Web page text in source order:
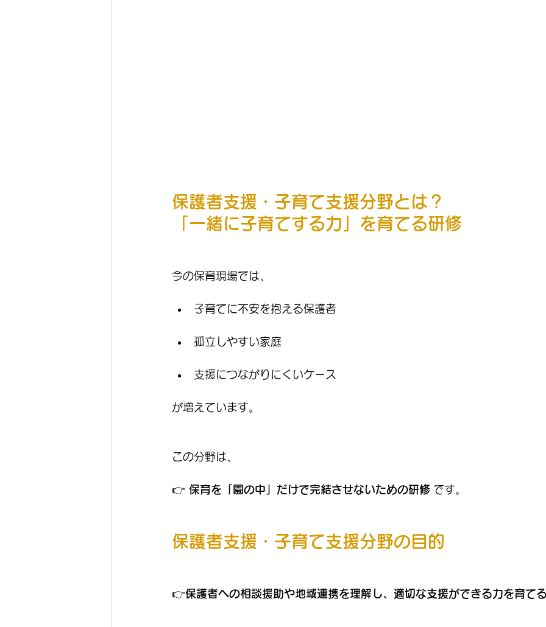
保護者支援・子育て支援分野とは？
「一緒に子育てする力」を育てる研修
今の保育現場では、
子育てに不安を抱える保護者
孤立しやすい家庭
支援につながりにくいケース
が増えています。
この分野は、
👉 保育を「園の中」だけで完結させないための研修 です。
保護者支援・子育て支援分野の目的
👉保護者への相談援助や地域連携を理解し、適切な支援ができる力を育て